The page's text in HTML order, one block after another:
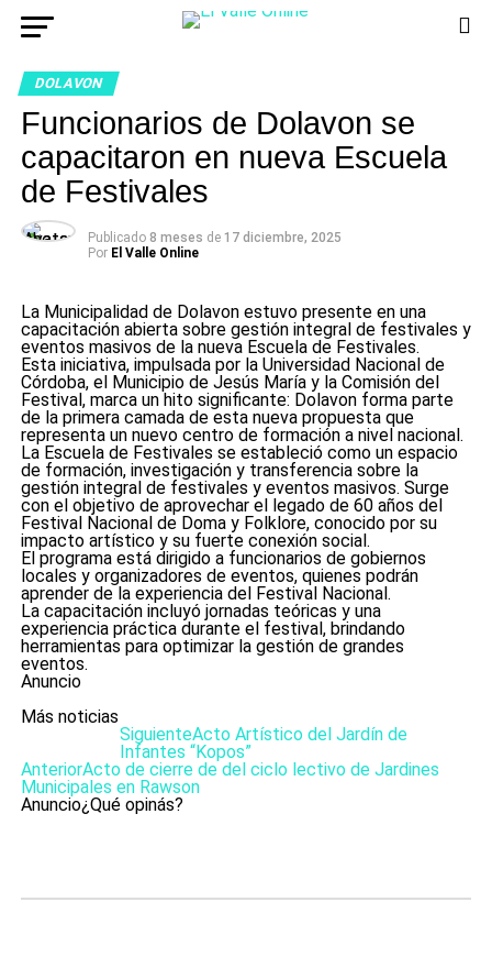
DOLAVON
Funcionarios de Dolavon se
capacitaron en nueva Escuela
de Festivales
Publicado 8 meses de 17 diciembre, 2025
Por El Valle Online
La Municipalidad de Dolavon estuvo presente en una
capacitación abierta sobre gestión integral de festivales y
eventos masivos de la nueva Escuela de Festivales.
Esta iniciativa, impulsada por la Universidad Nacional de
Córdoba, el Municipio de Jesús María y la Comisión del
Festival, marca un hito significante: Dolavon forma parte
de la primera camada de esta nueva propuesta que
representa un nuevo centro de formación a nivel nacional.
La Escuela de Festivales se estableció como un espacio
de formación, investigación y transferencia sobre la
gestión integral de festivales y eventos masivos. Surge
con el objetivo de aprovechar el legado de 60 años del
Festival Nacional de Doma y Folklore, conocido por su
impacto artístico y su fuerte conexión social.
El programa está dirigido a funcionarios de gobiernos
locales y organizadores de eventos, quienes podrán
aprender de la experiencia del Festival Nacional.
La capacitación incluyó jornadas teóricas y una
experiencia práctica durante el festival, brindando
herramientas para optimizar la gestión de grandes
eventos.
Anuncio
Más noticias
SiguienteActo Artístico del Jardín de
Infantes “Kopos”
AnteriorActo de cierre de del ciclo lectivo de Jardines
Municipales en Rawson
Anuncio¿Qué opinás?